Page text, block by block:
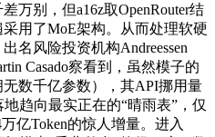
万别，但a16z取OpenRouter结
用了MoE架构。从而处理软硬
名风险投资机构Andreessen
Casado察看到，虽然模子的
数千亿参数），其API挪用量
趋向最实正在的“晴雨表”，仅
亿Token的惊人增量。进入